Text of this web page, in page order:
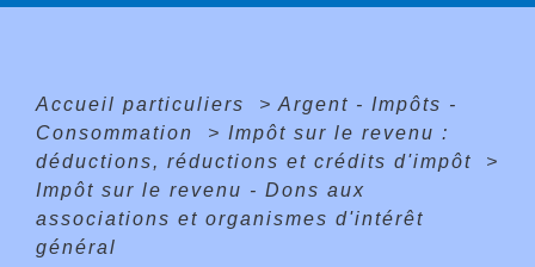
Accueil particuliers > Argent - Impôts -
Consommation
> Impôt sur le revenu :
déductions, réductions et crédits d'impôt
>
Impôt sur le revenu - Dons aux
associations et organismes d'intérêt
général